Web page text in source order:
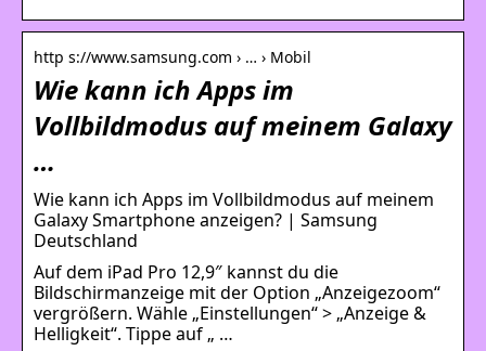
http s://www.samsung.com › … › Mobil
Wie kann ich Apps im
Vollbildmodus auf meinem Galaxy
…
Wie kann ich Apps im Vollbildmodus auf meinem
Galaxy Smartphone anzeigen? | Samsung
Deutschland
Auf dem iPad Pro 12,9″ kannst du die
Bildschirmanzeige mit der Option „Anzeigezoom“
vergrößern. Wähle „Einstellungen“ > „Anzeige &
Helligkeit“. Tippe auf „ …